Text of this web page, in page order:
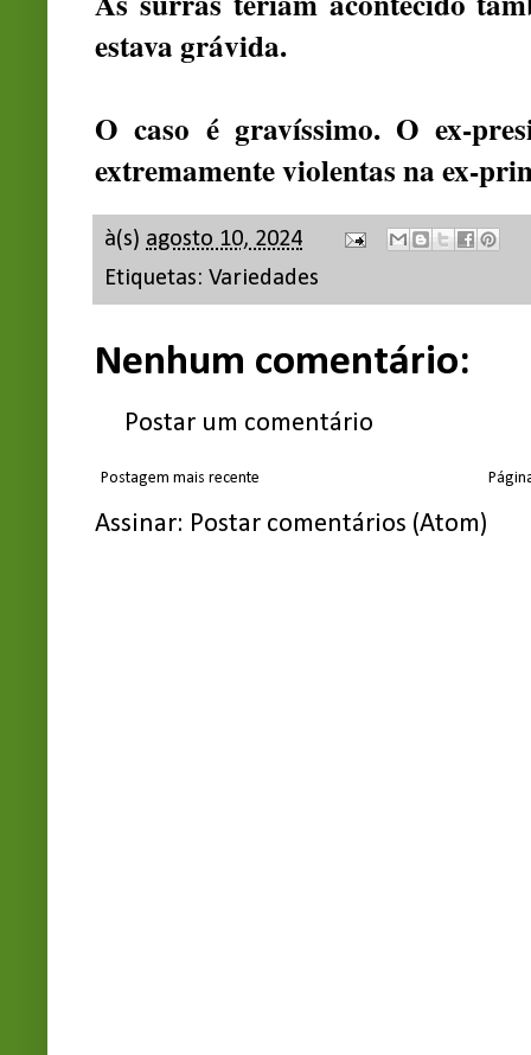
estava grávida.
O caso é gravíssimo. O ex-
extremamente violentas na ex-
à(s) agosto 10, 2024
Etiquetas: Variedades
Nenhum comentário:
Postar um comentário
Postagem mais recente
Assinar: Postar comentários (Atom)